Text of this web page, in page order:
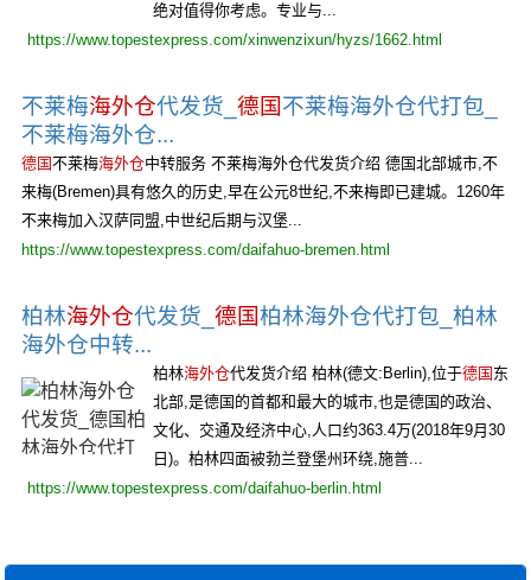
绝对值得你考虑。专业与...
https://www.topestexpress.com/xinwenzixun/hyzs/1662.html
不莱梅海外仓代发货_ 德国不莱梅海外仓代打包_
不莱梅海外仓...
德国不莱梅海外仓中转服务 不莱梅海外仓代发货介绍 德国北部城市,不
来梅(Bremen)具有悠久的历史,早在公元8世纪,不来梅即已建城。1260年
不来梅加入汉萨同盟,中世纪后期与汉堡...
https://www.topestexpress.com/daifahuo-bremen.html
柏林海外仓代发货_ 德国柏林海外仓代打包_柏林
海外仓中转...
柏林海外仓代发货介绍 柏林(德文:Berlin),位于德国 东
北部,是德国的首都和最大的城市,也是德国的政治、
文化、交通及经济中心,人口约363.4万(2018年9月30
日)。柏林四面被勃兰登堡州环绕,施普...
https://www.topestexpress.com/daifahuo-berlin.html